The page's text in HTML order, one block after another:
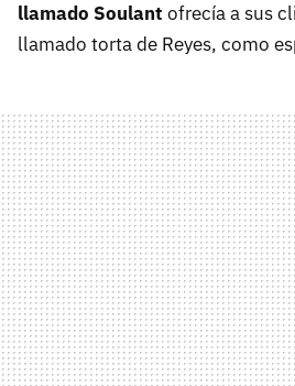
llamado Soulant ofrecía a sus
llamado torta de Reyes, como